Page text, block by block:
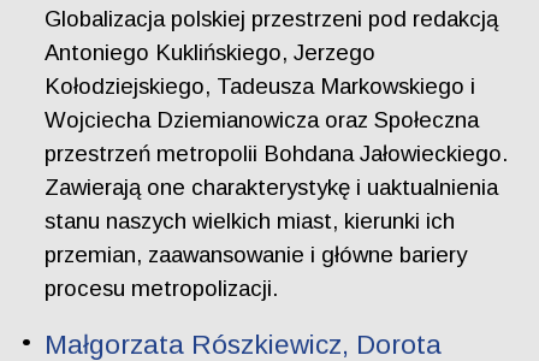
Globalizacja polskiej przestrzeni pod redakcją
Antoniego Kuklińskiego, Jerzego
Kołodziejskiego, Tadeusza Markowskiego i
Wojciecha Dziemianowicza oraz Społeczna
przestrzeń metropolii Bohdana Jałowieckiego.
Zawierają one charakterystykę i uaktualnienia
stanu naszych wielkich miast, kierunki ich
przemian, zaawansowanie i główne bariery
procesu metropolizacji.
Małgorzata Rószkiewicz, Dorota